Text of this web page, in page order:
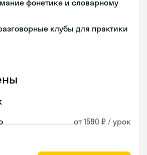
фонетике и словарному
клубы для практики
от 1590 ₽ / урок